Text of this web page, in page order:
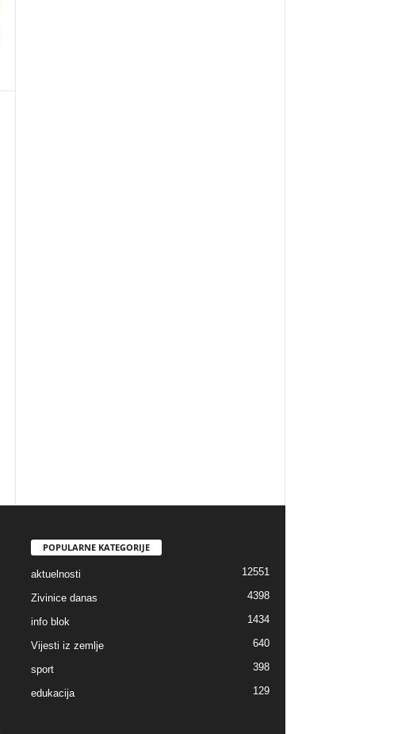
POPULARNE KATEGORIJE
aktuelnosti 12551
Zivinice danas 4398
info blok 1434
Vijesti iz zemlje 640
sport 398
edukacija 129